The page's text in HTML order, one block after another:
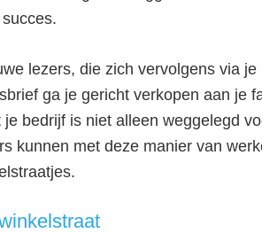
lezers, die zich vervolgens via
ga je gericht verkopen aan je
bedrijf is niet alleen weggelegd
kunnen met deze manier van